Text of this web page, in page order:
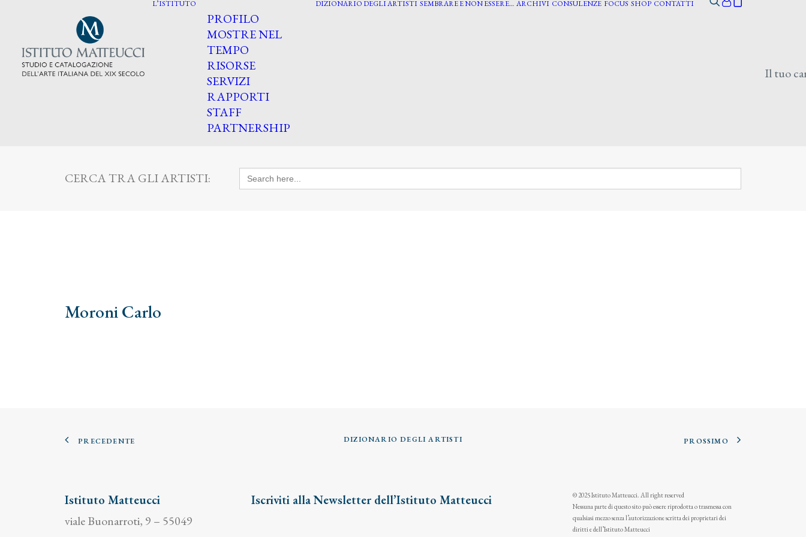
L’ISTITUTO
PROFILO
MOSTRE NEL
TEMPO
RISORSE
SERVIZI
RAPPORTI
STAFF
PARTNERSHIP
DIZIONARIO DEGLI ARTISTI SEMBRARE E NON ESSERE… ARCHIVI CONSULENZE FOCUS SHOP CONTATTI
Il tuo
CERCA TRA GLI ARTISTI: Search
for:
Moroni Carlo
PRECEDENTE DIZIONARIO DEGLI ARTISTI PROSSIMO
Istituto Matteucci
viale Buonarroti, 9 – 55049
Iscriviti alla Newsletter dell’Istituto Matteucci
© 2025 Istituto Matteucci. All right reserved
Nessuna parte di questo sito può essere riprodotta o trasmessa con
qualsiasi mezzo senza l’autorizzazione scritta dei proprietari dei
diritti e dell’Istituto Matteucci